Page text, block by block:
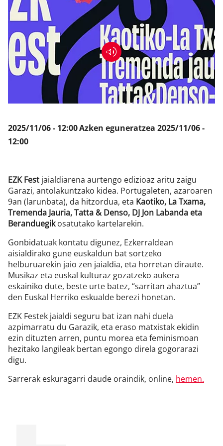
Klisk
2025/11/06 - 12:00Azken eguneratzea 2025/11/06 -
12:00
EZK Fest jaialdiarena aurtengo edizioaz aritu zaigu
Garazi, antolakuntzako kidea. Portugaleten, azaroaren
9an (larunbata), da hitzordua, eta Kaotiko, La Txama,
Tremenda Jauria, Tatta & Denso, DJ Jon Labanda eta
Beranduegikosatutako kartelarekin.
Gonbidatuak kontatu digunez, Ezkerraldean
aisialdirako gune euskaldun bat sortzeko
helburuarekin jaio zen jaialdia, eta horretan diraute.
Musikaz eta euskal kulturaz gozatzeko aukera
eskainiko dute, beste urte batez, “sarritan ahaztua”
den Euskal Herriko eskualde berezi honetan.
EZK Festek jaialdi seguru bat izan nahi duela
azpimarratu du Garazik, eta eraso matxistak ekidin
ezin dituzten arren, puntu morea eta feminismoan
hezitako langileak bertan egongo direla gogorarazi
digu.
Sarrerak eskuragarri daude oraindik, online, hemen.